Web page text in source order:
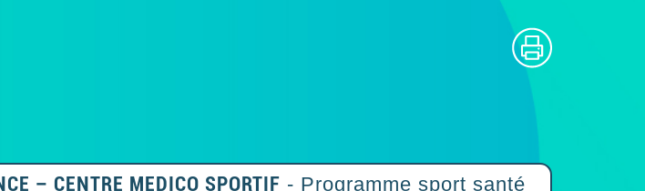
– CENTRE MEDICO SPORTIF - Programme sport santé